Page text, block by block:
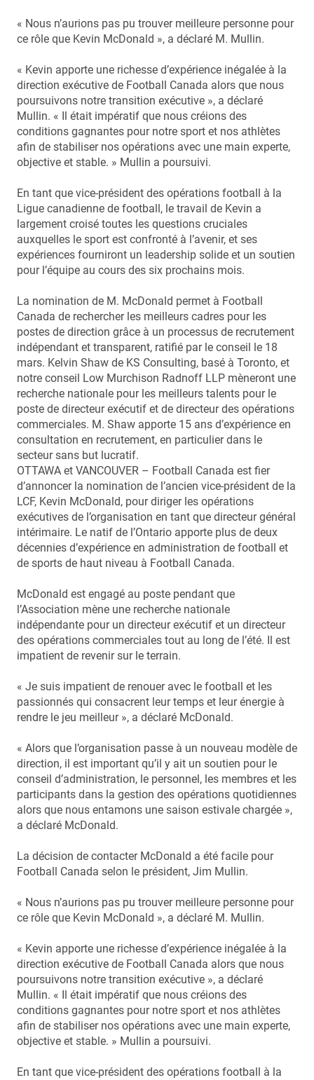
« Nous n’aurions pas pu trouver meilleure personne pour
ce rôle que Kevin McDonald », a déclaré M. Mullin.
« Kevin apporte une richesse d’expérience inégalée à la
direction exécutive de Football Canada alors que nous
poursuivons notre transition exécutive », a déclaré
Mullin. « Il était impératif que nous créions des
conditions gagnantes pour notre sport et nos athlètes
afin de stabiliser nos opérations avec une main experte,
objective et stable. » Mullin a poursuivi.
En tant que vice-président des opérations football à la
Ligue canadienne de football, le travail de Kevin a
largement croisé toutes les questions cruciales
auxquelles le sport est confronté à l’avenir, et ses
expériences fourniront un leadership solide et un soutien
pour l’équipe au cours des six prochains mois.
La nomination de M. McDonald permet à Football
Canada de rechercher les meilleurs cadres pour les
postes de direction grâce à un processus de recrutement
indépendant et transparent, ratifié par le conseil le 18
mars. Kelvin Shaw de KS Consulting, basé à Toronto, et
notre conseil Low Murchison Radnoff LLP mèneront une
recherche nationale pour les meilleurs talents pour le
poste de directeur exécutif et de directeur des opérations
commerciales. M. Shaw apporte 15 ans d’expérience en
consultation en recrutement, en particulier dans le
secteur sans but lucratif.
OTTAWA et VANCOUVER – Football Canada est fier
d’annoncer la nomination de l’ancien vice-président de la
LCF, Kevin McDonald, pour diriger les opérations
exécutives de l’organisation en tant que directeur général
intérimaire. Le natif de l’Ontario apporte plus de deux
décennies d’expérience en administration de football et
de sports de haut niveau à Football Canada.
McDonald est engagé au poste pendant que
l’Association mène une recherche nationale
indépendante pour un directeur exécutif et un directeur
des opérations commerciales tout au long de l’été. Il est
impatient de revenir sur le terrain.
« Je suis impatient de renouer avec le football et les
passionnés qui consacrent leur temps et leur énergie à
rendre le jeu meilleur », a déclaré McDonald.
« Alors que l’organisation passe à un nouveau modèle de
direction, il est important qu’il y ait un soutien pour le
conseil d’administration, le personnel, les membres et les
participants dans la gestion des opérations quotidiennes
alors que nous entamons une saison estivale chargée »,
a déclaré McDonald.
La décision de contacter McDonald a été facile pour
Football Canada selon le président, Jim Mullin.
« Nous n’aurions pas pu trouver meilleure personne pour
ce rôle que Kevin McDonald », a déclaré M. Mullin.
« Kevin apporte une richesse d’expérience inégalée à la
direction exécutive de Football Canada alors que nous
poursuivons notre transition exécutive », a déclaré
Mullin. « Il était impératif que nous créions des
conditions gagnantes pour notre sport et nos athlètes
afin de stabiliser nos opérations avec une main experte,
objective et stable. » Mullin a poursuivi.
En tant que vice-président des opérations football à la